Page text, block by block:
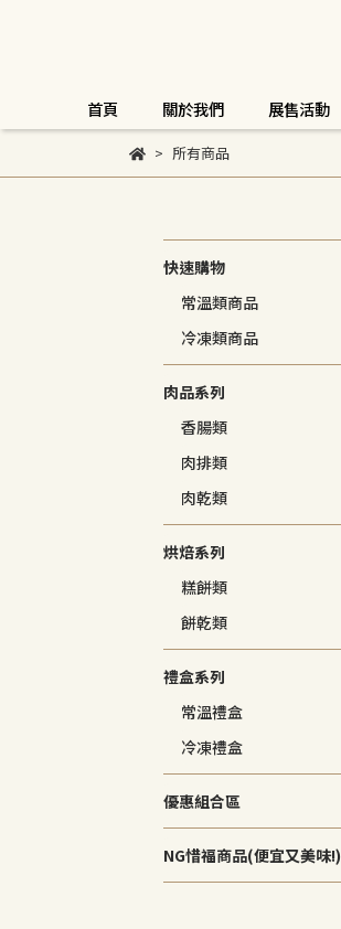
首頁 關於我們 展售活動
所有商品
快速購物
常溫類商品
冷凍類商品
肉品系列
香腸類
肉排類
肉乾類
烘焙系列
糕餅類
餅乾類
禮盒系列
常溫禮盒
冷凍禮盒
優惠組合區
NG惜福商品(便宜又美味!)